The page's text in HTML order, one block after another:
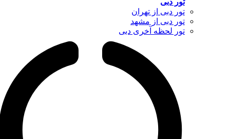
تور دبی
تور دبی از تهران
تور دبی از مشهد
تور لحظه آخری دبی